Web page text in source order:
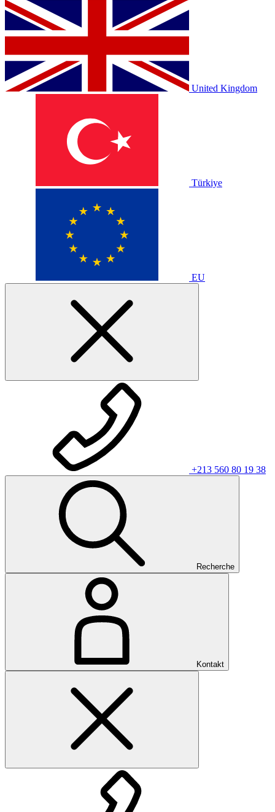
United Kingdom
Türkiye
EU
+213 560 80 19 38
Recherche
Kontakt